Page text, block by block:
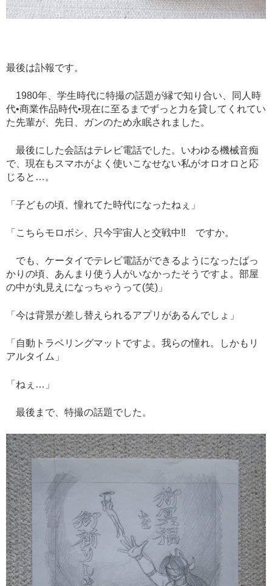
最後は訃報です。
1980年、学生時代に特撮の話題が縁で知り合い、同人時
代•商業作品時代•現在に至るまでずっと力を貸してくれてい
た先輩が、先日、ガンのため永眠されました。
最後にした会話はテレビ電話でした。いわゆる機械音痴
で、現在もスマホがよく使いこなせない私がオロオロと応
じると … 。
「子どもの頃、憧れてた時代になったねぇ」
「こちらモロボシ、只今宇宙人と交戦中‼︎ ですか。
でも、ケータイでテレビ電話ができるようになったばっ
かりの頃、あんまり使う人がいなかったそうですよ。部屋
の中が丸見えになっちゃうって(笑) 」
「今は背景が差し替えられるアプリがあるんでしょ」
「自動トラベリングマットですよ。我らの憧れ。しかもリ
アルタイム」
「ねぇ … 」
最後まで、特撮の話題でした。